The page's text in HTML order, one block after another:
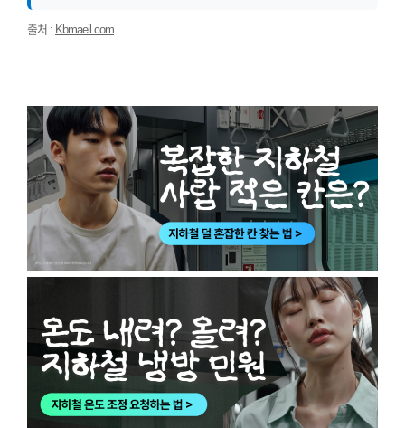
출처 : Kbmaeil.com